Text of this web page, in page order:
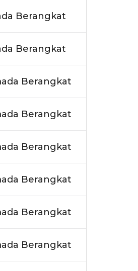
Berangkat
Berangkat
Berangkat
Berangkat
Berangkat
Berangkat
Berangkat
Berangkat